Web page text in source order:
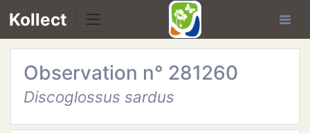
Kollect
Observation n° 281260
Discoglossus sardus